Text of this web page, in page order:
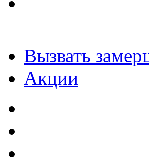
Вызвать
Акции